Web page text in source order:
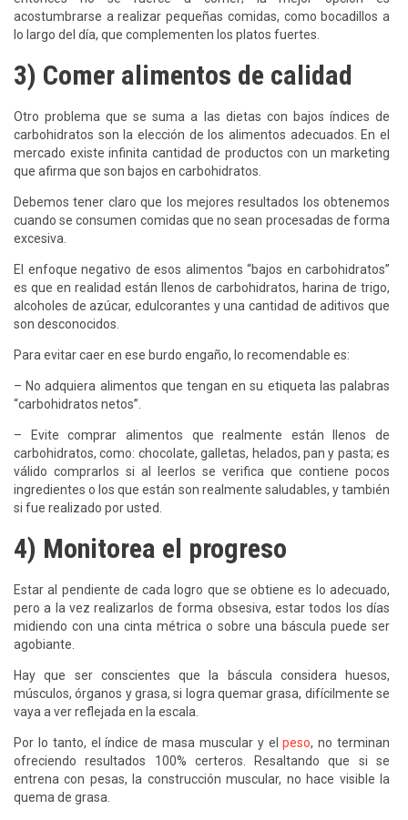
acostumbrarse a realizar pequeñas comidas, como bocadillos a
lo largo del día, que complementen los platos fuertes.
3) Comer alimentos de calidad
Otro problema que se suma a las dietas con bajos índices de
carbohidratos son la elección de los alimentos adecuados. En el
mercado existe infinita cantidad de productos con un marketing
que afirma que son bajos en carbohidratos.
Debemos tener claro que los mejores resultados los obtenemos
cuando se consumen comidas que no sean procesadas de forma
excesiva.
El enfoque negativo de esos alimentos “bajos en carbohidratos”
es que en realidad están llenos de carbohidratos, harina de trigo,
alcoholes de azúcar, edulcorantes y una cantidad de aditivos que
son desconocidos.
Para evitar caer en ese burdo engaño, lo recomendable es:
– No adquiera alimentos que tengan en su etiqueta las palabras
“carbohidratos netos”.
– Evite comprar alimentos que realmente están llenos de
carbohidratos, como: chocolate, galletas, helados, pan y pasta; es
válido comprarlos si al leerlos se verifica que contiene pocos
ingredientes o los que están son realmente saludables, y también
si fue realizado por usted.
4) Monitorea el progreso
Estar al pendiente de cada logro que se obtiene es lo adecuado,
pero a la vez realizarlos de forma obsesiva, estar todos los días
midiendo con una cinta métrica o sobre una báscula puede ser
agobiante.
Hay que ser conscientes que la báscula considera huesos,
músculos, órganos y grasa, si logra quemar grasa, difícilmente se
vaya a ver reflejada en la escala.
Por lo tanto, el índice de masa muscular y elpeso, no terminan
ofreciendo resultados 100% certeros. Resaltando que si se
entrena con pesas, la construcción muscular, no hace visible la
quema de grasa.